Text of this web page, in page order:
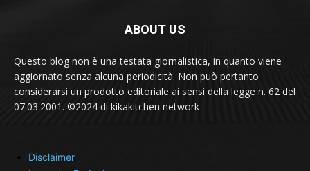
ABOUT US
Questo blog non è una testata giornalistica, in quanto viene
aggiornato senza alcuna periodicità. Non può pertanto
considerarsi un prodotto editoriale ai sensi della legge n. 62 del
07.03.2001. ©2024 di kikakitchen network
Disclaimer